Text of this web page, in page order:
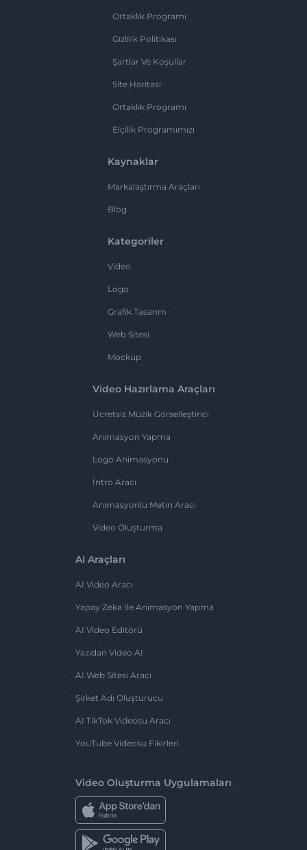
Ortaklık Programı
Gizlilik Politikası
Şartlar Ve Koşullar
Site Haritası
Ortaklık Programı
Elçilik Programımızı
Kaynaklar
Markalaştırma Araçları
Blog
Kategoriler
Video
Logo
Grafik Tasarım
Web Sitesi
Mockup
Video Hazırlama Araçları
Ücretsiz Müzik Görselleştirici
Animasyon Yapma
Logo Animasyonu
İntro Aracı
Animasyonlu Metin Aracı
Video Oluşturma
AI Araçları
AI Video Aracı
Yapay Zeka Ile Animasyon Yapma
AI Video Editörü
Yazıdan Video AI
AI Web Sitesi Aracı
Şirket Adı Oluşturucu
AI TikTok Videosu Aracı
YouTube Videosu Fikirleri
Video Oluşturma Uygulamaları